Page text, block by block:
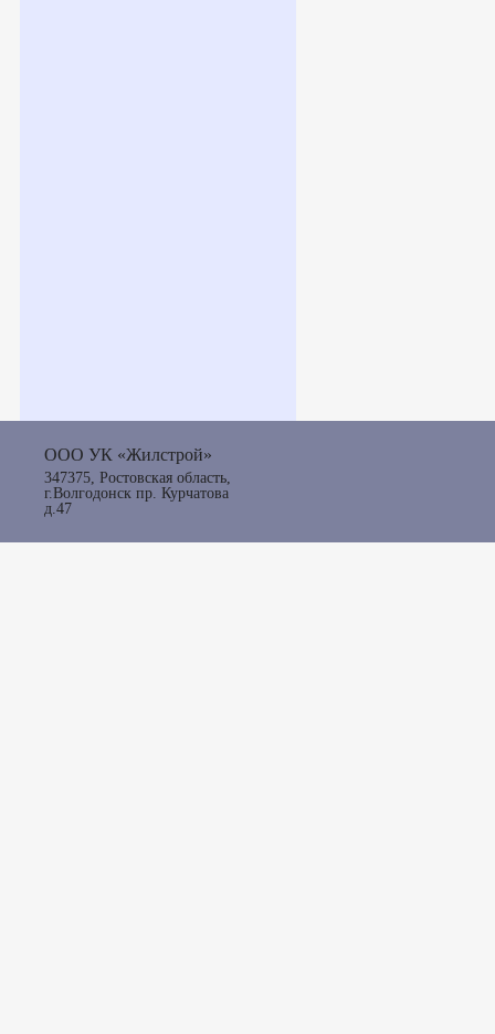
ООО УК «Жилстрой»
347375, Ростовская область,
г.Волгодонск пр. Курчатова
д.47